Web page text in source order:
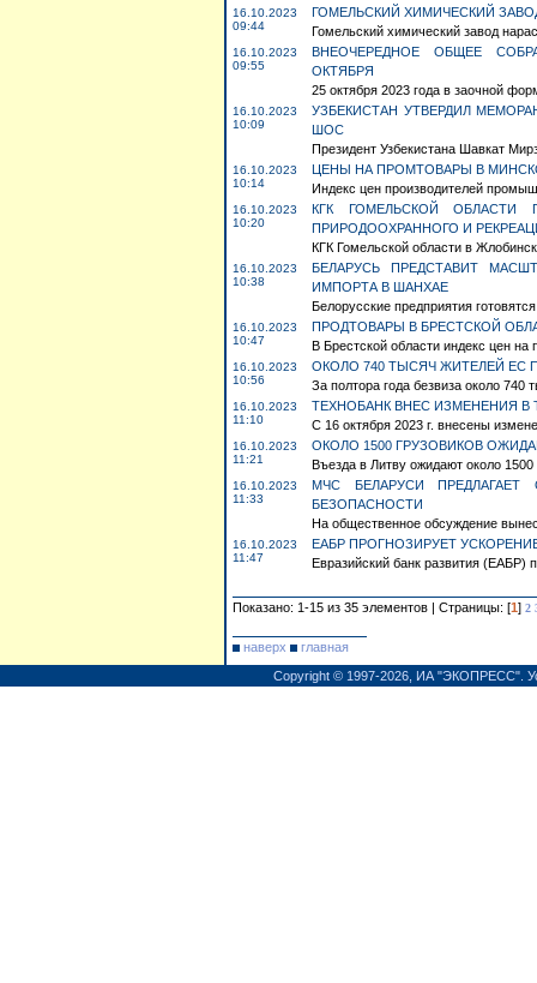
16.10.2023
09:44
ГОМЕЛЬСКИЙ ХИМИЧЕСКИЙ
Гомельский химический завод
16.10.2023
09:55
ВНЕОЧЕРЕДНОЕ ОБЩЕЕ
ОКТЯБРЯ
25 октября 2023 года в заочной
16.10.2023
10:09
УЗБЕКИСТАН УТВЕРДИЛ
ШОС
Президент Узбекистана Шавкат
16.10.2023
10:14
ЦЕНЫ НА ПРОМТОВАРЫ В
Индекс цен производителей
16.10.2023
10:20
КГК ГОМЕЛЬСКОЙ ОБЛАСТИ
ПРИРОДООХРАННОГО И
КГК Гомельской области в
16.10.2023
10:38
БЕЛАРУСЬ ПРЕДСТАВИТ
ИМПОРТА В ШАНХАЕ
Белорусские предприятия
16.10.2023
10:47
ПРОДТОВАРЫ В БРЕСТСКОЙ
В Брестской области индекс цен на
16.10.2023
10:56
ОКОЛО 740 ТЫСЯЧ ЖИТЕЛЕЙ ЕС
За полтора года безвиза около
16.10.2023
11:10
ТЕХНОБАНК ВНЕС ИЗМЕНЕНИЯ В
С 16 октября 2023 г. внесены
16.10.2023
11:21
ОКОЛО 1500 ГРУЗОВИКОВ
Въезда в Литву ожидают около
16.10.2023
11:33
МЧС БЕЛАРУСИ
БЕЗОПАСНОСТИ
На общественное обсуждение
16.10.2023
11:47
ЕАБР ПРОГНОЗИРУЕТ
Евразийский банк развития (ЕАБР)
Показано: 1-15 из 35 элементов | Страницы: [1] 2
наверх
главная
Copyright © 1997-2026, ИА "ЭКОПРЕСС".